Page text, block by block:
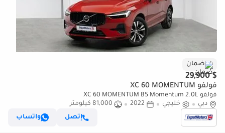
ضمان
$ 29,900
فولفو XC 60 MOMENTUM
فولفو XC 60 MOMENTUM B5 Momentum 2.0L
دبي
خليجي 2022
81,000 كيلومتر
إتصل
واتساب